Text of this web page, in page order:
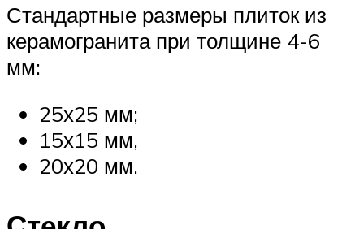
Стандартные размеры плиток из
керамогранита при толщине 4-6
мм:
25х25 мм;
15х15 мм,
20х20 мм.